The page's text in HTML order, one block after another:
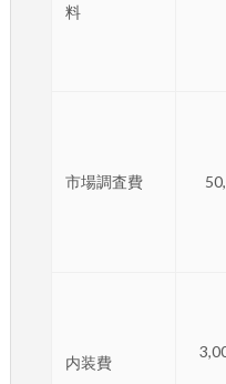
料
市場調査費
内装費